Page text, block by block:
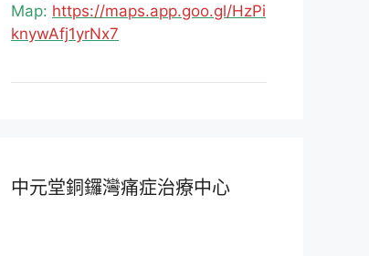
Map: https://maps.app.goo.gl/HzPi
knywAfj1yrNx7
中元堂銅鑼灣痛症治療中心